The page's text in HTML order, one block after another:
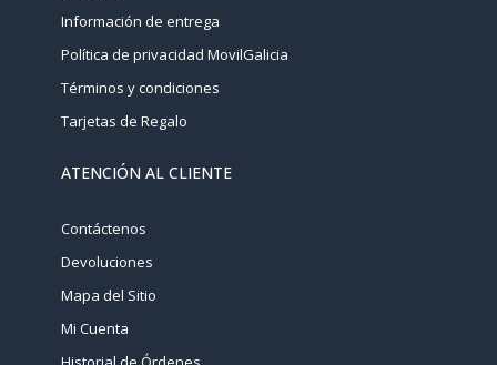
Información de entrega
Política de privacidad MovilGalicia
Términos y condiciones
Tarjetas de Regalo
ATENCIÓN AL CLIENTE
Contáctenos
Devoluciones
Mapa del Sitio
Mi Cuenta